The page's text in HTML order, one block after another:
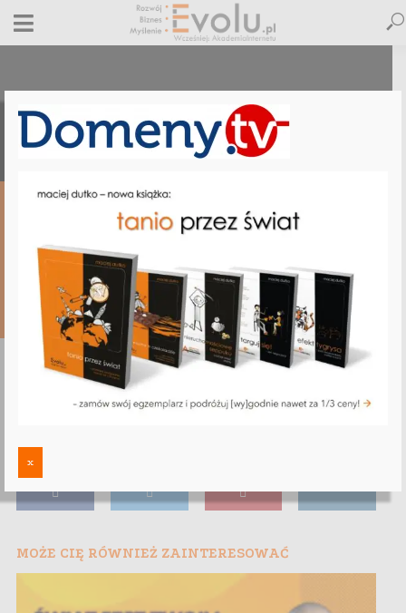
biblia-ebiznesu-bonus-29
Dodaj komentarz
DODAJ
KOMENTARZ
MOŻE CIĘ RÓWNIEŻ ZAINTERESOWAĆ
x